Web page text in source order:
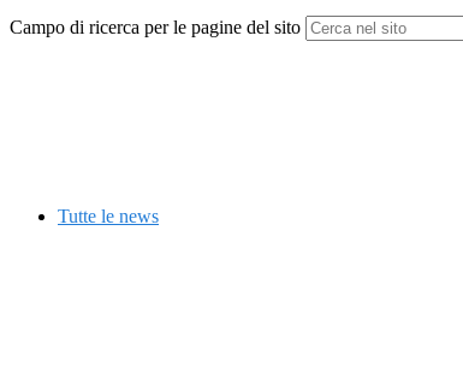
Campo di ricerca per le pagine del sito
Tutte le news